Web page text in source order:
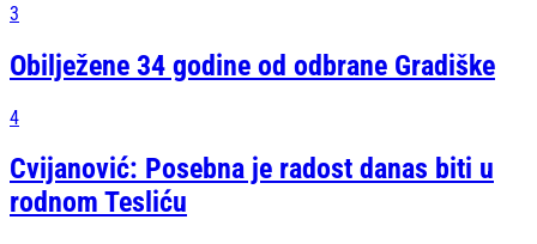
3
Obilježene 34 godine od odbrane Gradiške
4
Cvijanović: Posebna je radost danas biti u
rodnom Tesliću